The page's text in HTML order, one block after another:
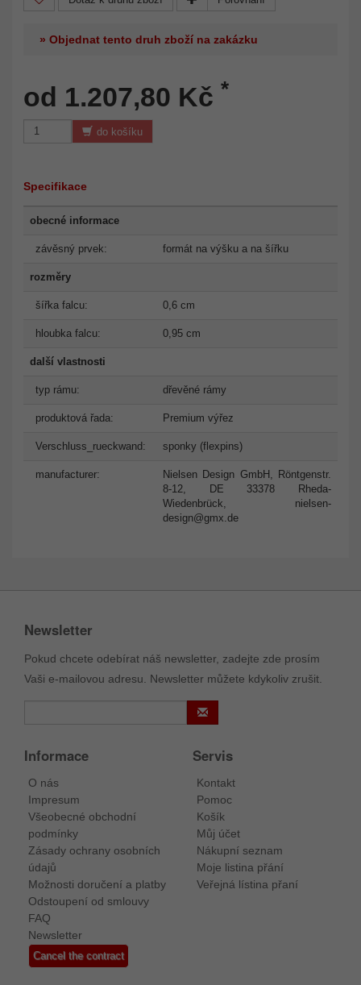
» Objednat tento druh zboží na zakázku
od 1.207,80 Kč *
do košíku
Specifikace
obecné informace
závěsný prvek: formát na výšku a na šířku
rozměry
šířka falcu: 0,6 cm
hloubka falcu: 0,95 cm
další vlastnosti
typ rámu: dřevěné rámy
produktová řada: Premium výřez
Verschluss_rueckwand: sponky (flexpins)
manufacturer:
Nielsen Design GmbH, Röntgenstr.
8-12, DE 33378 Rheda-
Wiedenbrück, nielsen-
design@gmx.de
Newsletter
Pokud chcete odebírat náš newsletter, zadejte zde prosím
Vaši e-mailovou adresu. Newsletter můžete kdykoliv zrušit.
Informace
O nás
Impresum
Všeobecné obchodní
podmínky
Zásady ochrany osobních
údajů
Možnosti doručení a platby
Odstoupení od smlouvy
FAQ
Newsletter
Cancel the contract
Servis
Kontakt
Pomoc
Košík
Můj účet
Nákupní seznam
Moje listina přání
Veřejná lístina přaní